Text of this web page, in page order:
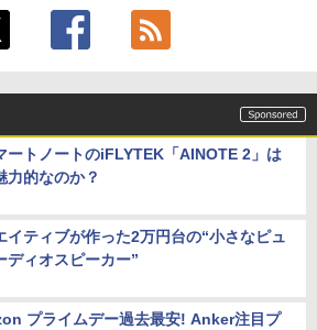
ートノートのiFLYTEK「AINOTE 2」は
力的なのか？
イティブが作った2万円台の“小さなピュ
ディオスピーカー”
プライムデー過去最安! Anker注目プ